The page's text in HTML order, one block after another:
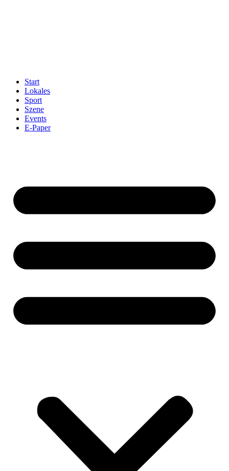
Start
Lokales
Sport
Szene
Events
E-Paper